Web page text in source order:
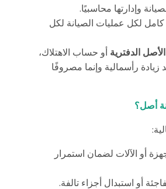
وإدارتها محاسبيًا.
لكل عمليات الصيانة لكل
الدفترية أو حساب الاهتلاك،
زيادة رأسمالية وإنما مصروفًا
أصل؟
:
أو الآلات لضمان استمرار
أو استبدال أجزاء تالفة.